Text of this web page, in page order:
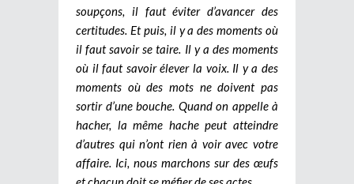
soupçons, il faut éviter d’avancer des
certitudes. Et puis, il y a des moments où
il faut savoir se taire. Il y a des moments
où il faut savoir élever la voix. Il y a des
moments où des mots ne doivent pas
sortir d’une bouche. Quand on appelle à
hacher, la même hache peut atteindre
d’autres qui n’ont rien à voir avec votre
affaire. Ici, nous marchons sur des œufs